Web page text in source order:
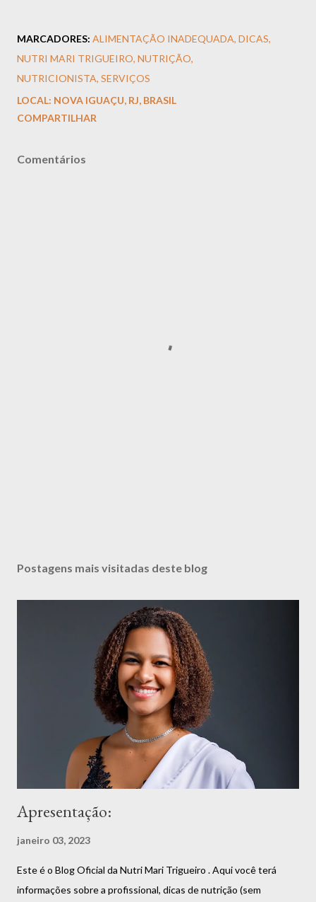
MARCADORES: ALIMENTAÇÃO INADEQUADA DICAS
NUTRI MARI TRIGUEIRO NUTRIÇÃO
NUTRICIONISTA SERVIÇOS
LOCAL: NOVA IGUAÇU, RJ, BRASIL
COMPARTILHAR
Comentários
Postagens mais visitadas deste blog
Apresentação:
janeiro 03, 2023
Este é o Blog Oficial da Nutri Mari Trigueiro . Aqui você terá
informações sobre a profissional, dicas de nutrição (sem